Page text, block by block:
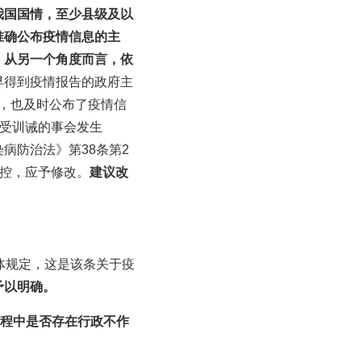
国情，至少县级及以
公布疫情信息的主
另一个角度而言，依
到疫情报告的政府主
也及时公布了疫情信
训诫的事会发生
防治法》第38条第2
，应予修改。 建议改
定，这是该条关于疫
明确。
中是否存在行政不作